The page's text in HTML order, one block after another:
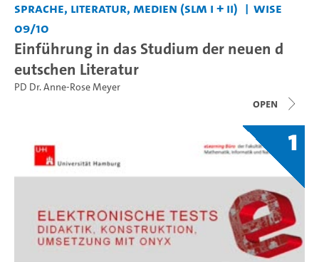
Sprache, Literatur, Medien (SLM I + II)
WiSe
09/10
Einführung in das Studium der neuen d
eutschen Literatur
PD Dr. Anne-Rose Meyer
open
1